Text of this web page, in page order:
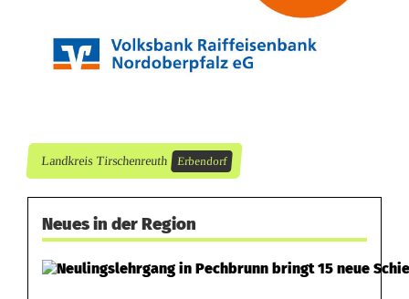
Landkreis Tirschenreuth Erbendorf
Neues in der Region